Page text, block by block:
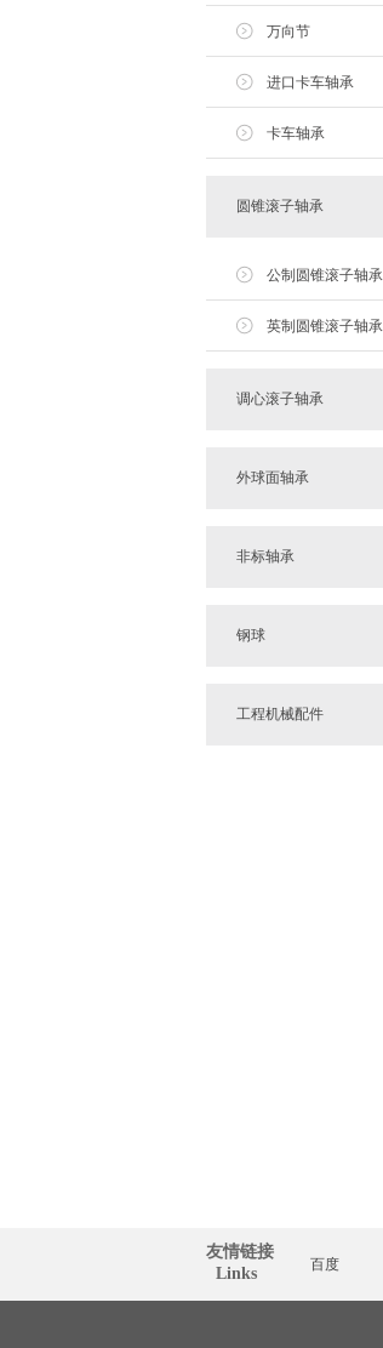
万向节
进口卡车轴承
卡车轴承
圆锥滚子轴承
公制圆锥滚子轴承
英制圆锥滚子轴承
调心滚子轴承
外球面轴承
非标轴承
钢球
工程机械配件
友情链接
  Links
百度